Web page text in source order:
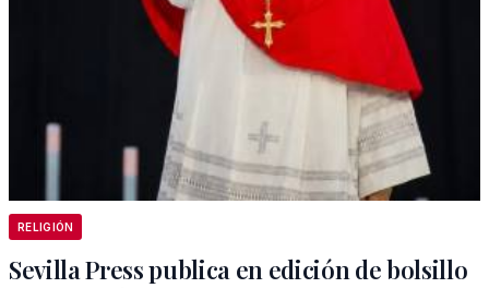
RELIGIÓN
Sevilla Press publica en edición de bolsillo